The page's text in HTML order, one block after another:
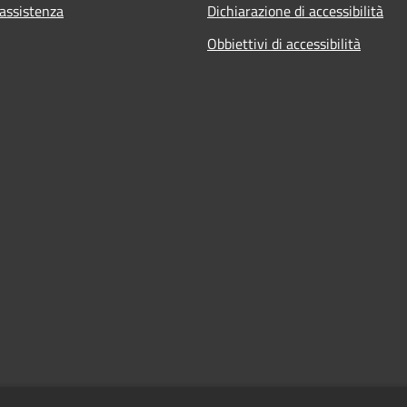
Dichiarazione di accessibilità
Obbiettivi di accessibilità